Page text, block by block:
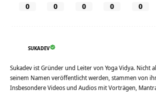
0 0 0 0 0
SUKADEV
Sukadev ist Gründer und Leiter von Yoga Vidya. Nicht
seinem Namen veröffentlicht werden, stammen von
Insbesondere Videos und Audios mit Vorträgen,